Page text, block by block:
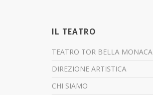
IL TEATRO
TEATRO TOR BELLA MONACA
DIREZIONE ARTISTICA
CHI SIAMO